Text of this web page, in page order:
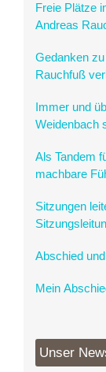
Freie Plätze
Andreas
Gedanken
Rauchfuß
Immer und
Weidenbach
Als Tandem
machbare
Sitzungen
Abschied
Mein
Unser